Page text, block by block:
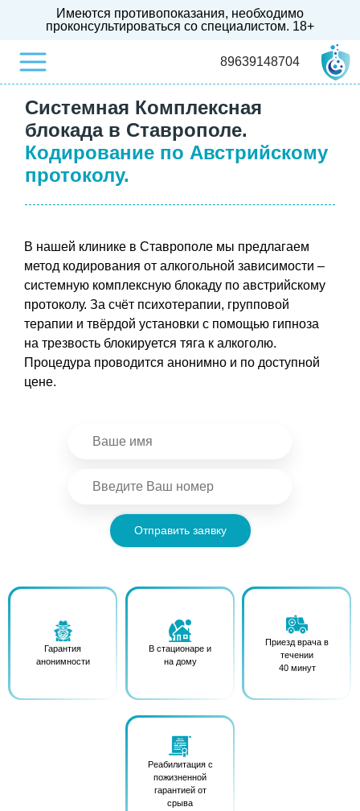
Имеются противопоказания, необходимо
проконсультироваться со специалистом. 18+
89639148704
Системная Комплексная
блокада в Ставрополе.
Кодирование по Австрийскому
протоколу.
В нашей клинике в Ставрополе мы предлагаем
метод кодирования от алкогольной зависимости –
системную комплексную блокаду по австрийскому
протоколу. За счёт психотерапии, групповой
терапии и твёрдой установки с помощью гипноза
на трезвость блокируется тяга к алкоголю.
Процедура проводится анонимно и по доступной
цене.
Отправить заявку
Гарантия
анонимности
В стационаре и
на дому
Приезд врача в
течении
40 минут
Реабилитация с
пожизненной
гарантией от
срыва